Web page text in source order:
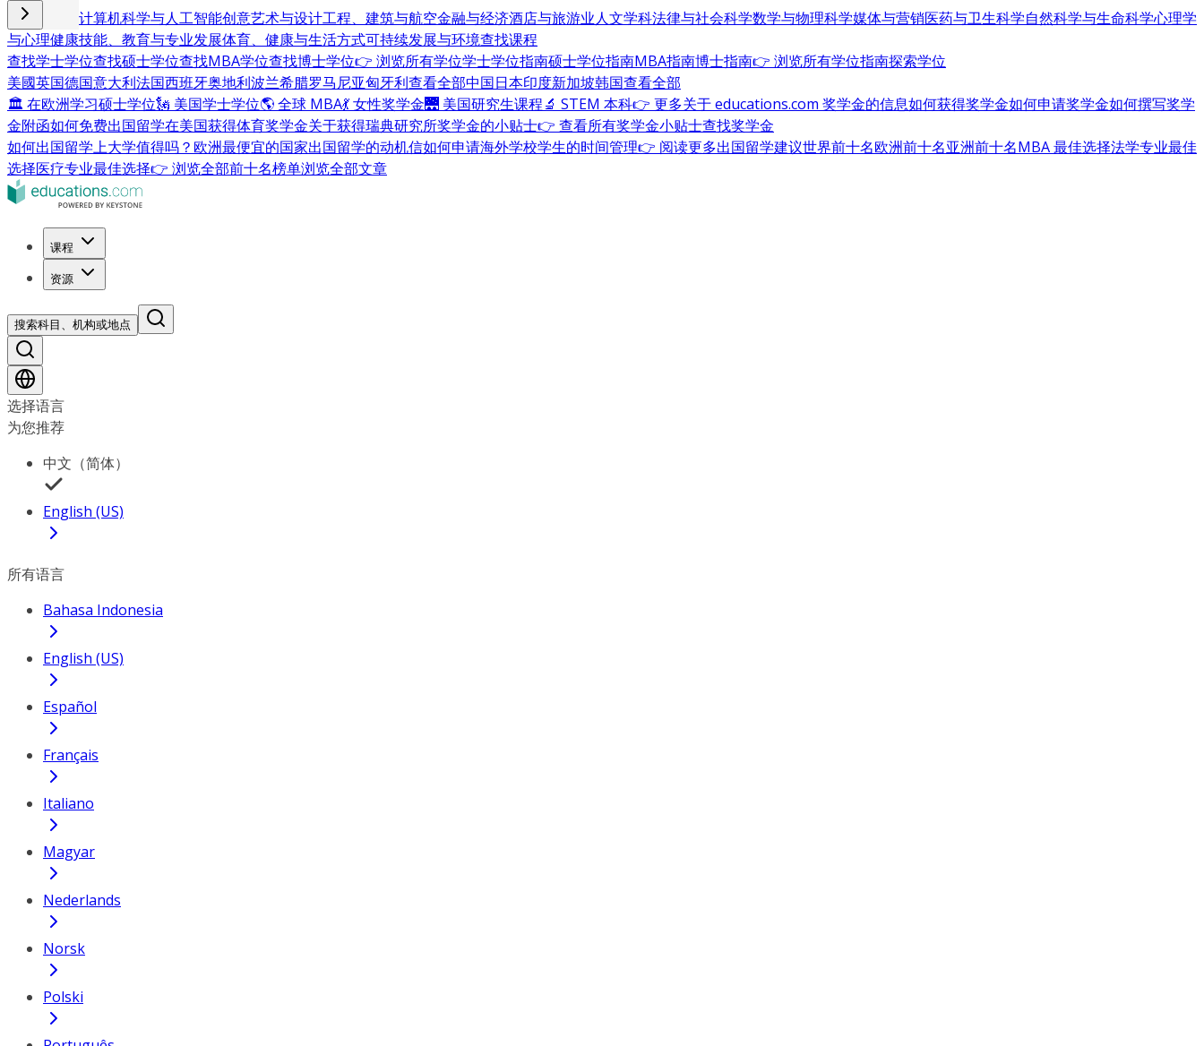
商业与管理 计算机科学与人工智能创意艺术与设计工程、建筑与航空金融与经济酒店与旅游业人文学科法律与社会科学数学与物理科学媒体与营销医药与卫生科学自然科学与生命科学心理学
与心理健康技能、教育与专业发展体育、健康与生活方式可持续发展与环境查找课程
查找学士学位查找硕士学位查找MBA学位查找博士学位👉 浏览所有学位学士学位指南硕士学位指南MBA指南博士指南👉 浏览所有学位指南探索学位
美國英国德国意大利法国西班牙奥地利波兰希腊罗马尼亚匈牙利查看全部中国日本印度新加坡韩国查看全部
🏛 在欧洲学习硕士学位🗽 美国学士学位🌎 全球 MBA💃 女性奖学金🌉 美国研究生课程🔬 STEM 本科👉 更多关于 educations.com 奖学金的信息如何获得奖学金如何申请奖学金如何撰写奖学
金附函如何免费出国留学在美国获得体育奖学金关于获得瑞典研究所奖学金的小贴士👉 查看所有奖学金小贴士查找奖学金
如何出国留学上大学值得吗？ 欧洲最便宜的国家出国留学的动机信如何申请海外学校学生的时间管理👉 阅读更多出国留学建议世界前十名欧洲前十名亚洲前十名MBA 最佳选择法学专业最佳
选择医疗专业最佳选择👉 浏览全部前十名榜单浏览全部文章
课程
资源
搜索科目、机构或地点
选择语言
为您推荐
中文（简体）
English (US)
所有语言
Bahasa Indonesia
English (US)
Español
Français
Italiano
Magyar
Nederlands
Norsk
Polski